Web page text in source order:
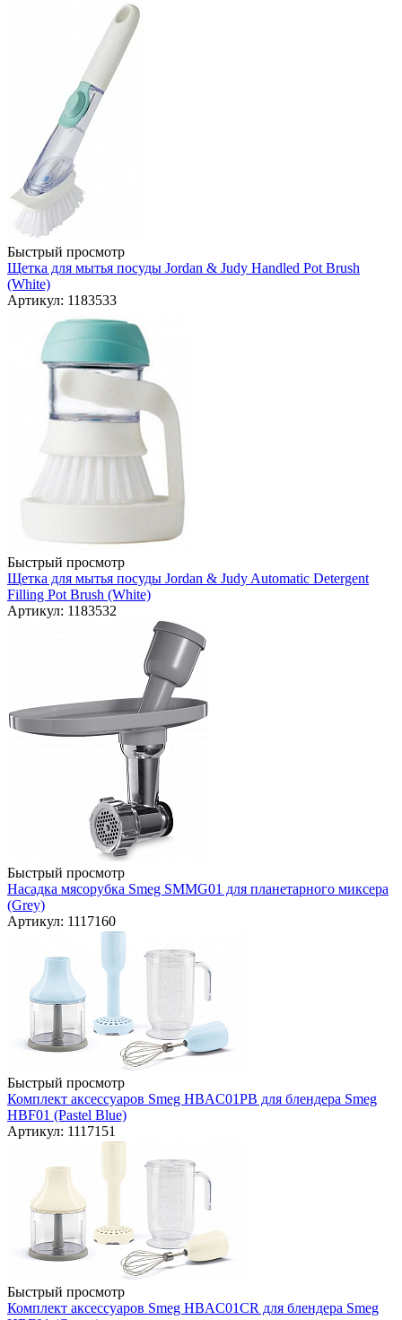
Быстрый просмотр
Щетка для мытья посуды Jordan & Judy Handled Pot Brush
(White)
Артикул: 1183533
Быстрый просмотр
Щетка для мытья посуды Jordan & Judy Automatic Detergent
Filling Pot Brush (White)
Артикул: 1183532
Быстрый просмотр
Насадка мясорубка Smeg SMMG01 для планетарного миксера
(Grey)
Артикул: 1117160
Быстрый просмотр
Комплект аксессуаров Smeg HBAC01PB для блендера Smeg
HBF01 (Pastel Blue)
Артикул: 1117151
Быстрый просмотр
Комплект аксессуаров Smeg HBAC01CR для блендера Smeg